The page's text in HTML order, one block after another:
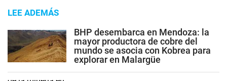
LEE ADEMÁS
BHP desembarca en Mendoza: la
mayor productora de cobre del
mundo se asocia con Kobrea para
explorar en Malargüe